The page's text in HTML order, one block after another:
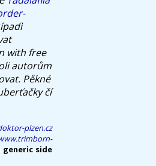
with free
autorům
Pěkné
čí
plzen.cz
generic side